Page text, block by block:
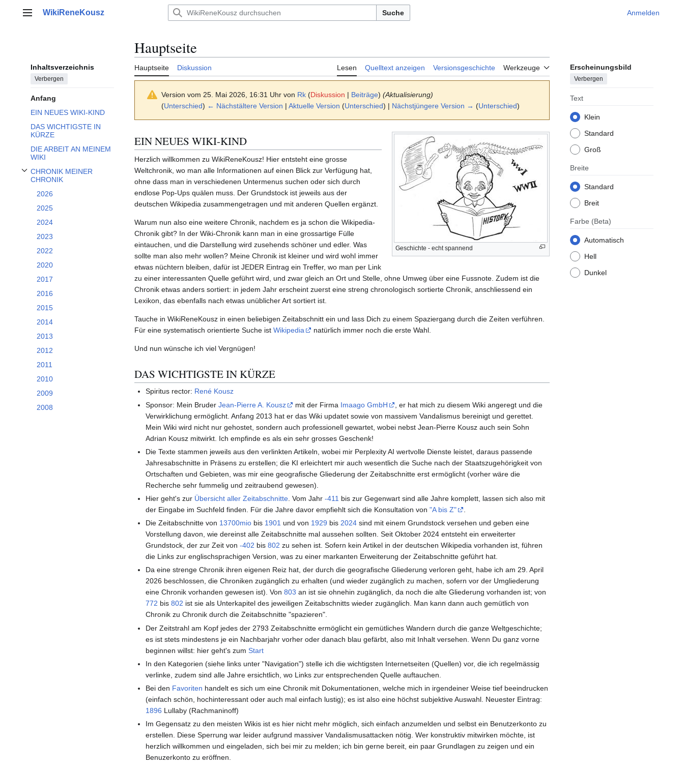
Hauptmenü
WikiReneKousz Suche Anmelden
Inhaltsverzeichnis
Verbergen
Anfang
EIN NEUES WIKI-KIND
DAS WICHTIGSTE IN
KÜRZE
DIE ARBEIT AN MEINEM
WIKI
CHRONIK MEINER
CHRONIK
Unterabschnitt CHRONIK MEINER CHRONIK umschalten
2026
2025
2024
2023
2022
2020
2017
2016
2015
2014
2013
2012
2011
2010
2009
2008
Hauptseite
Hauptseite Diskussion Lesen Quelltext anzeigen Versionsgeschichte Werkzeuge Erscheinungsbild
Verbergen
Text
Klein
Standard
Groß
Breite
Standard
Breit
Farbe (Beta)
Automatisch
Hell
Dunkel
Version vom 25. Mai 2026, 16:31 Uhr von Rk (Diskussion | Beiträge) (Aktualisierung)
(Unterschied) ← Nächstältere Version | Aktuelle Version (Unterschied) | Nächstjüngere Version → (Unterschied)
Geschichte - echt spannend
EIN NEUES WIKI-KIND
Herzlich willkommen zu WikiReneKousz! Hier entsteht eine grosse
Weltchronik, wo man alle Informationen auf einen Blick zur Verfügung hat,
ohne dass man in verschiedenen Untermenus suchen oder sich durch
endlose Pop-Ups quälen muss. Der Grundstock ist jeweils aus der
deutschen Wikipedia zusammengetragen und mit anderen Quellen ergänzt.
Warum nun also eine weitere Chronik, nachdem es ja schon die Wikipedia-
Chronik gibt? In der Wiki-Chronik kann man in eine grossartige Fülle
eintauchen, und die Darstellung wird zusehends schöner und edler. Was
sollte man also mehr wollen? Meine Chronik ist kleiner und wird wohl immer
etwas nüchtern bleiben, dafür ist JEDER Eintrag ein Treffer, wo man per Link
zu einer interessanten Quelle geführt wird, und zwar gleich an Ort und Stelle, ohne Umweg über eine Fussnote. Zudem ist die
Chronik etwas anders sortiert: in jedem Jahr erscheint zuerst eine streng chronologisch sortierte Chronik, anschliessend ein
Lexikon, das ebenfalls nach etwas unüblicher Art sortiert ist.
Tauche in WikiReneKousz in einen beliebigen Zeitabschnitt ein und lass Dich zu einem Spaziergang durch die Zeiten verführen.
Für eine systematisch orientierte Suche ist Wikipedia natürlich immer noch die erste Wahl.
Und nun wünsche ich viel Vergnügen!
DAS WICHTIGSTE IN KÜRZE
Spiritus rector: René Kousz
Sponsor: Mein BruderJean-Pierre A. Kousz mit der Firma Imaago GmbH
, er hat mich zu diesem Wiki angeregt und die
Verwirklichung ermöglicht. Anfang 2013 hat er das Wiki updatet sowie von massivem Vandalismus bereinigt und gerettet.
Mein Wiki wird nicht nur gehostet, sondern auch professionell gewartet, wobei nebst Jean-Pierre Kousz auch sein Sohn
Adrian Kousz mitwirkt. Ich empfinde es als ein sehr grosses Geschenk!
Die Texte stammen jeweils aus den verlinkten Artikeln, wobei mir Perplexity AI wertvolle Dienste leistet, daraus passende
Jahresabschnitte in Präsens zu erstellen; die KI erleichtert mir auch wesentlich die Suche nach der Staatszugehörigkeit von
Ortschaften und Gebieten, was mir eine geografische Gliederung der Zeitabschnitte erst ermöglicht (vorher wäre die
Recherche sehr fummelig und zeitraubend gewesen).
Hier geht's zur Übersicht aller Zeitabschnitte . Vom Jahr-411 bis zur Gegenwart sind alle Jahre komplett, lassen sich also mit
der Eingabe im Suchfeld finden. Für die Jahre davor empfiehlt sich die Konsultation von"A bis Z"
Die Zeitabschnitte von 13700mio bis 1901 und von 1929 bis 2024 sind mit einem Grundstock versehen und geben eine
Vorstellung davon, wie dereinst alle Zeitabschnitte mal aussehen sollten. Seit Oktober 2024 entsteht ein erweiterter
Grundstock, der zur Zeit von-402 bis802 zu sehen ist. Sofern kein Artikel in der deutschen Wikipedia vorhanden ist, führen
die Links zur englischsprachigen Version, was zu einer markanten Erweiterung der Zeitabschnitte geführt hat.
Da eine strenge Chronik ihren eigenen Reiz hat, der durch die geografische Gliederung verloren geht, habe ich am 29. April
2026 beschlossen, die Chroniken zugänglich zu erhalten (und wieder zugänglich zu machen, sofern vor der Umgliederung
eine Chronik vorhanden gewesen ist). Von803 an ist sie ohnehin zugänglich, da noch die alte Gliederung vorhanden ist; von
772 bis802 ist sie als Unterkapitel des jeweiligen Zeitabschnitts wieder zugänglich. Man kann dann auch gemütlich von
Chronik zu Chronik durch die Zeitabschnitte "spazieren".
Der Zeitstrahl am Kopf jedes der 2793 Zeitabschnitte ermöglicht ein gemütliches Wandern durch die ganze Weltgeschichte;
es ist stets mindestens je ein Nachbarjahr vorher oder danach blau gefärbt, also mit Inhalt versehen. Wenn Du ganz vorne
beginnen willst: hier geht's zumStart
In den Kategorien (siehe links unter "Navigation") stelle ich die wichtigsten Internetseiten (Quellen) vor, die ich regelmässig
verlinke, zudem sind alle Jahre ersichtlich, wo Links zur entsprechenden Quelle auftauchen.
Bei den Favoriten handelt es sich um eine Chronik mit Dokumentationen, welche mich in irgendeiner Weise tief beeindrucken
(einfach schön, hochinteressant oder auch mal einfach lustig); es ist also eine höchst subjektive Auswahl. Neuester Eintrag:
1896 Lullaby (Rachmaninoff)
Im Gegensatz zu den meisten Wikis ist es hier nicht mehr möglich, sich einfach anzumelden und selbst ein Benutzerkonto zu
erstellen. Diese Sperrung war leider aufgrund massiver Vandalismusattacken nötig. Wer konstruktiv mitwirken möchte, ist
herzlich willkommen und eingeladen, sich bei mir zu melden; ich bin gerne bereit, ein paar Grundlagen zu zeigen und ein
Benuzerkonto zu eröffnen.